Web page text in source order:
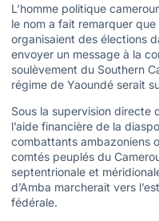
L’homme politique
le nom a fait remarquer
organisaient des élections
envoyer un message à la
soulèvement du Southern
régime de Yaoundé serait
Sous la supervision directe
l’aide financière de la
combattants ambazoniens
comtés peuplés du
septentrionale et
d’Amba marcherait vers
fédérale.